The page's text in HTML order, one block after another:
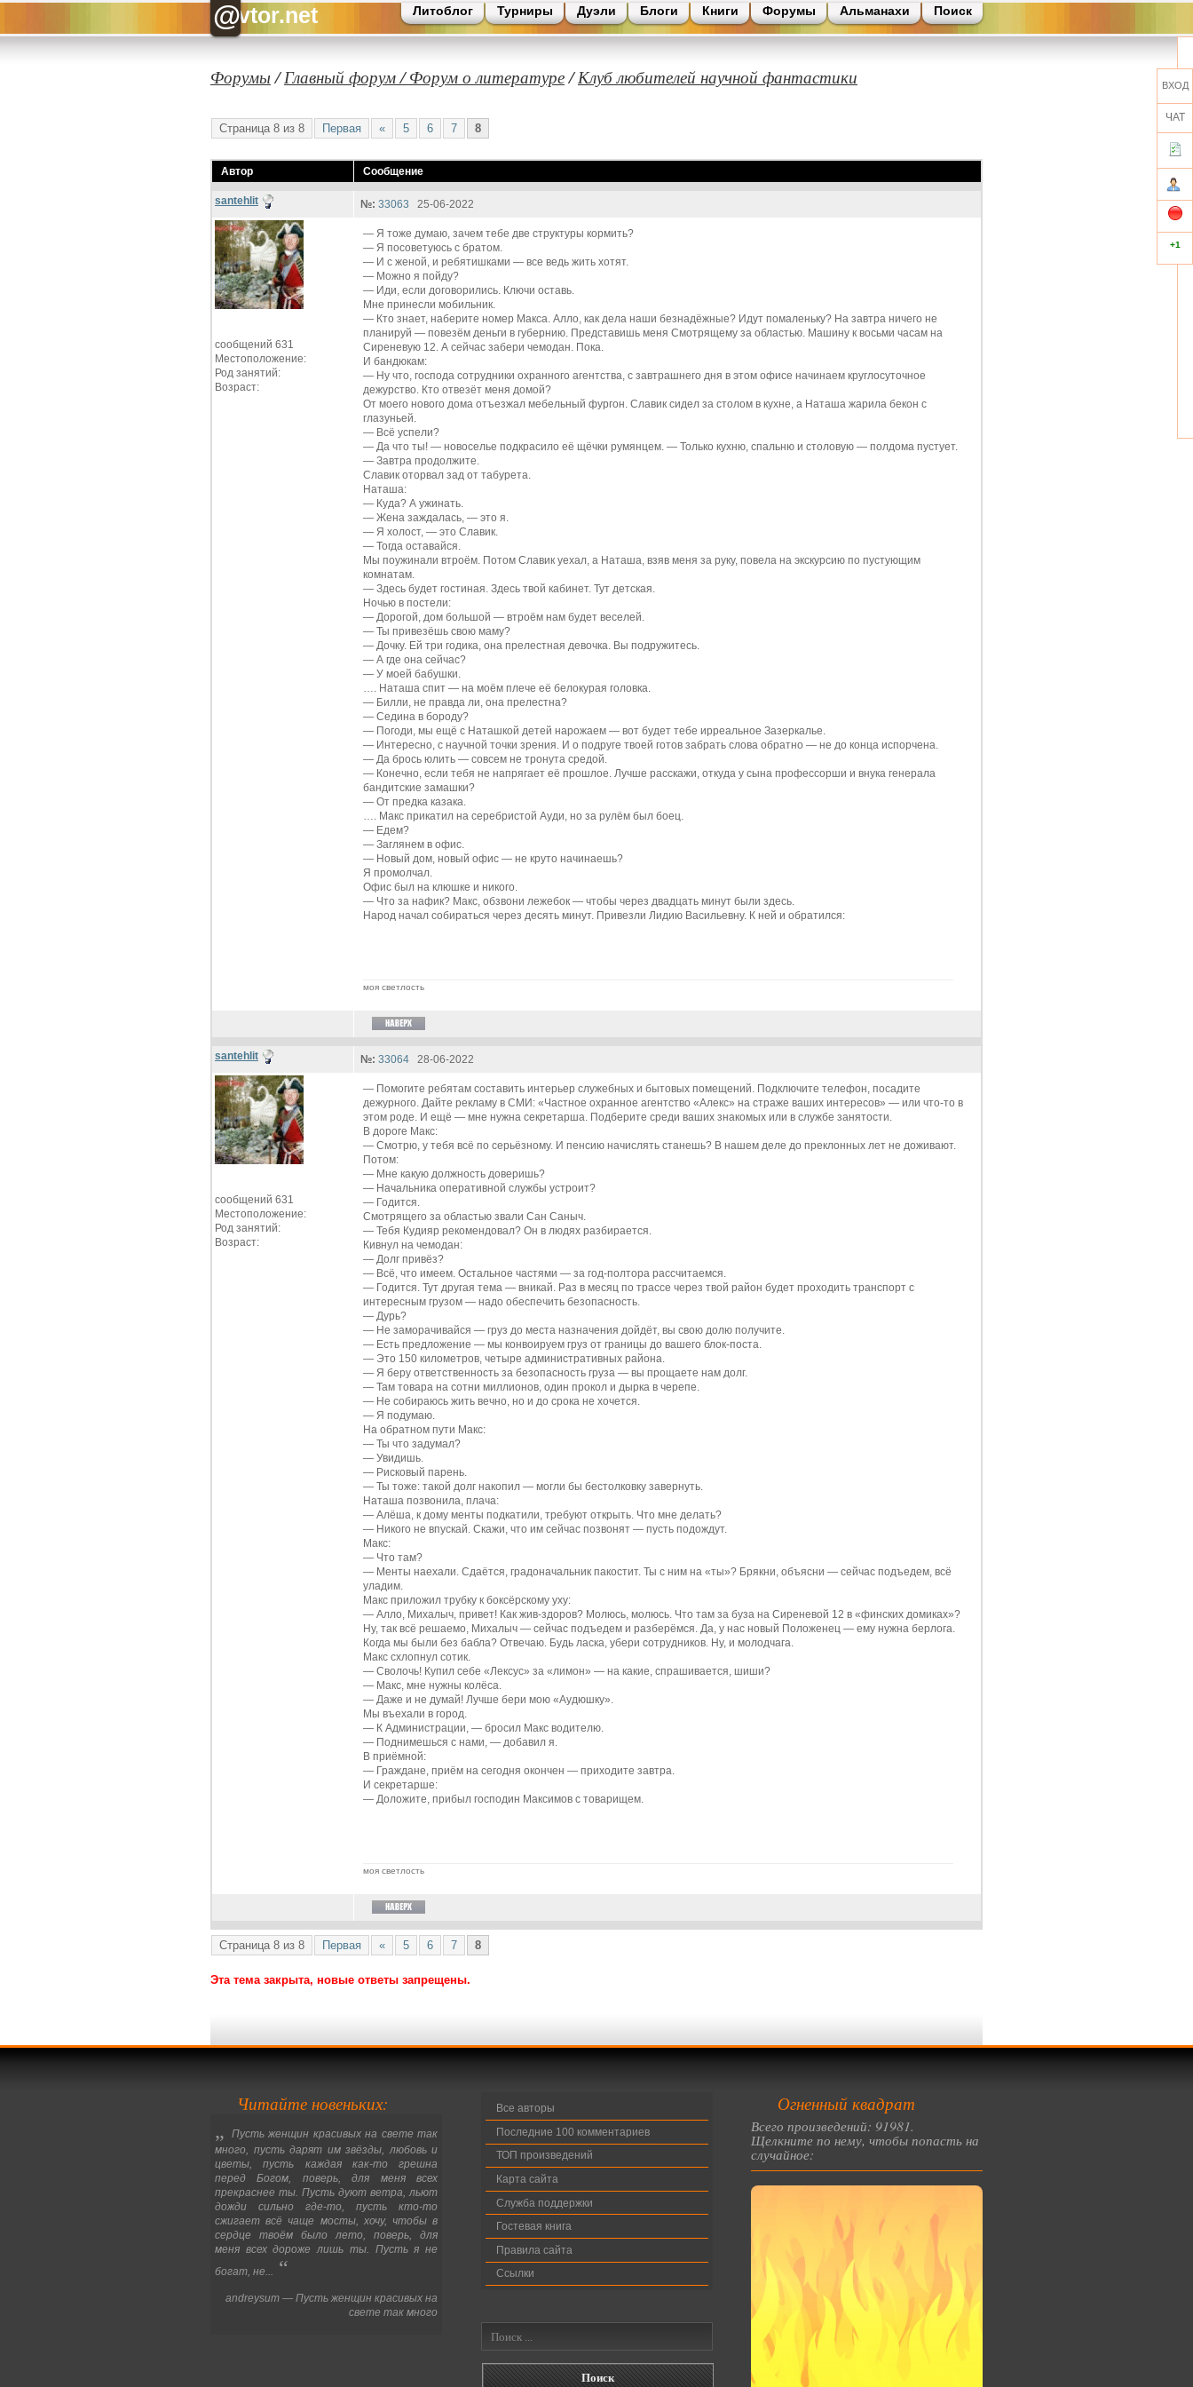
@vtor.net Литоблог Турниры Дуэли Блоги Книги Форумы Альманахи Поиск
+1
ЧАТ
ВХОД
Форумы /Главный форум / Форум о литературе/Клуб любителей научной фантастики
Страница 8 из 8 Первая « 5 6 7 8
Автор Сообщение
santehlit №: 33063 25-06-2022
сообщений 631
Местоположение:
Род занятий:
Возраст:
—Я тоже думаю, зачем тебе две структуры кормить?
—Я посоветуюсь с братом.
— И с женой, и ребятишками — все ведь жить хотят.
— Можно я пойду?
— Иди, если договорились. Ключи оставь.
Мне принесли мобильник.
— Кто знает, наберите номер Макса. Алло, как дела наши безнадёжные? Идут помаленьку? На завтра ничего не
планируй — повезём деньги в губернию. Представишь меня Смотрящему за областью. Машину к восьми часам на
Сиреневую 12. А сейчас забери чемодан. Пока.
И бандюкам:
— Ну что, господа сотрудники охранного агентства, с завтрашнего дня в этом офисе начинаем круглосуточное
дежурство. Кто отвезёт меня домой?
От моего нового дома отъезжал мебельный фургон. Славик сидел за столом в кухне, а Наташа жарила бекон с
глазуньей.
— Всё успели?
—Да что ты! — новоселье подкрасило её щёчки румянцем. — Только кухню, спальню и столовую — полдома пустует.
—Завтра продолжите.
Славик оторвал зад от табурета.
Наташа:
— Куда? А ужинать.
—Жена заждалась, — это я.
—Я холост, — это Славик.
—Тогда оставайся.
Мы поужинали втроём. Потом Славик уехал, а Наташа, взяв меня за руку, повела на экскурсию по пустующим
комнатам.
—Здесь будет гостиная. Здесь твой кабинет. Тут детская.
Ночью в постели:
—Дорогой, дом большой — втроём нам будет веселей.
—Ты привезёшь свою маму?
—Дочку. Ей три годика, она прелестная девочка. Вы подружитесь.
—А где она сейчас?
—У моей бабушки.
…. Наташа спит — на моём плече её белокурая головка.
— Билли, не правда ли, она прелестна?
—Седина в бороду?
— Погоди, мы ещё с Наташкой детей нарожаем — вот будет тебе ирреальное Зазеркалье.
— Интересно, с научной точки зрения. И о подруге твоей готов забрать слова обратно — не до конца испорчена.
—Да брось юлить — совсем не тронута средой.
— Конечно, если тебя не напрягает её прошлое. Лучше расскажи, откуда у сына профессорши и внука генерала
бандитские замашки?
—От предка казака.
…. Макс прикатил на серебристой Ауди, но за рулём был боец.
— Едем?
—Заглянем в офис.
— Новый дом, новый офис — не круто начинаешь?
Я промолчал.
Офис был на клюшке и никого.
— Что за нафик? Макс, обзвони лежебок — чтобы через двадцать минут были здесь.
Народ начал собираться через десять минут. Привезли Лидию Васильевну. К ней и обратился:
моя светлость
santehlit №: 33064 28-06-2022
сообщений 631
Местоположение:
Род занятий:
Возраст:
— Помогите ребятам составить интерьер служебных и бытовых помещений. Подключите телефон, посадите
дежурного. Дайте рекламу в СМИ: «Частное охранное агентство «Алекс» на страже ваших интересов» — или что-то в
этом роде. И ещё — мне нужна секретарша. Подберите среди ваших знакомых или в службе занятости.
В дороге Макс:
—Смотрю, у тебя всё по серьёзному. И пенсию начислять станешь? В нашем деле до преклонных лет не доживают.
Потом:
— Мне какую должность доверишь?
— Начальника оперативной службы устроит?
— Годится.
Смотрящего за областью звали Сан Саныч.
—Тебя Кудияр рекомендовал? Он в людях разбирается.
Кивнул на чемодан:
—Долг привёз?
— Всё, что имеем. Остальное частями — за год-полтора рассчитаемся.
— Годится. Тут другая тема — вникай. Раз в месяц по трассе через твой район будет проходить транспорт с
интересным грузом — надо обеспечить безопасность.
—Дурь?
— Не заморачивайся — груз до места назначения дойдёт, вы свою долю получите.
— Есть предложение — мы конвоируем груз от границы до вашего блок-поста.
— Это 150 километров, четыре административных района.
—Я беру ответственность за безопасность груза — вы прощаете нам долг.
—Там товара на сотни миллионов, один прокол и дырка в черепе.
— Не собираюсь жить вечно, но и до срока не хочется.
—Я подумаю.
На обратном пути Макс:
—Ты что задумал?
—Увидишь.
— Рисковый парень.
—Ты тоже: такой долг накопил — могли бы бестолковку завернуть.
Наташа позвонила, плача:
—Алёша, к дому менты подкатили, требуют открыть. Что мне делать?
— Никого не впускай. Скажи, что им сейчас позвонят — пусть подождут.
Макс:
— Что там?
— Менты наехали. Сдаётся, градоначальник пакостит. Ты с ним на «ты»? Брякни, объясни — сейчас подъедем, всё
уладим.
Макс приложил трубку к боксёрскому уху:
—Алло, Михалыч, привет! Как жив-здоров? Молюсь, молюсь. Что там за буза на Сиреневой 12 в «финских домиках»?
Ну, так всё решаемо, Михалыч — сейчас подъедем и разберёмся. Да, у нас новый Положенец — ему нужна берлога.
Когда мы были без бабла? Отвечаю. Будь ласка, убери сотрудников. Ну, и молодчага.
Макс схлопнул сотик.
—Сволочь! Купил себе «Лексус» за «лимон» — на какие, спрашивается, шиши?
— Макс, мне нужны колёса.
—Даже и не думай! Лучше бери мою «Аудюшку».
Мы въехали в город.
— К Администрации, — бросил Макс водителю.
— Поднимешься с нами, — добавил я.
В приёмной:
— Граждане, приём на сегодня окончен — приходите завтра.
И секретарше:
—Доложите, прибыл господин Максимов с товарищем.
моя светлость
Страница 8 из 8 Первая « 5 6 7 8
Эта тема закрыта, новые ответы запрещены.
Читайте новеньких:
„
Пусть женщин красивых на свете так
много, пусть дарят им звёзды, любовь и
цветы, пусть каждая как-то грешна
перед Богом, поверь, для меня всех
прекраснее ты. Пусть дуют ветра, льют
дожди сильно где-то, пусть кто-то
сжигает всё чаще мосты, хочу, чтобы в
сердце твоём было лето, поверь, для
меня всех дороже лишь ты. Пусть я не
богат, не... “
andreysum — Пусть женщин красивых на
свете так много
Все авторы
Последние 100 комментариев
ТОП произведений
Карта сайта
Служба поддержки
Гостевая книга
Правила сайта
Ссылки
Огненный квадрат
Всего произведений: 91981.
Щелкните по нему, чтобы попасть на
случайное: